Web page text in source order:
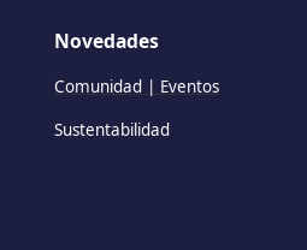
Novedades
Comunidad | Eventos
Sustentabilidad